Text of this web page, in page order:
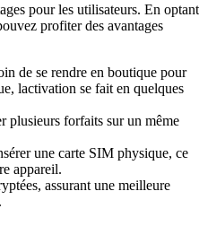
pour les utilisateurs. En optant
profiter des avantages
de se rendre en boutique pour
lactivation se fait en quelques
plusieurs forfaits sur un même
une carte SIM physique, ce
appareil.
assurant une meilleure